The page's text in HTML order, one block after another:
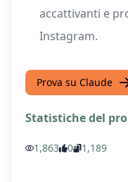
accattivanti e
Instagram.
Prova su Claude
Statistiche del
1,863 0 1,189